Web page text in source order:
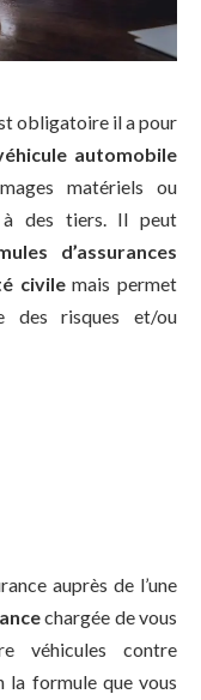
obligatoire il a pour
automobile
matériels ou
à des tiers. Il peut
d’assurances
civilemais permet
des risques et/ou
auprès de l’une
chargée de vous
véhicules contre
la formule que vous